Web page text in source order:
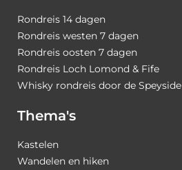
Rondreis 14 dagen
Rondreis westen 7 dagen
Rondreis oosten 7 dagen
Rondreis Loch Lomond & Fife
Whisky rondreis door de Speyside
Thema's
Kastelen
Wandelen en hiken